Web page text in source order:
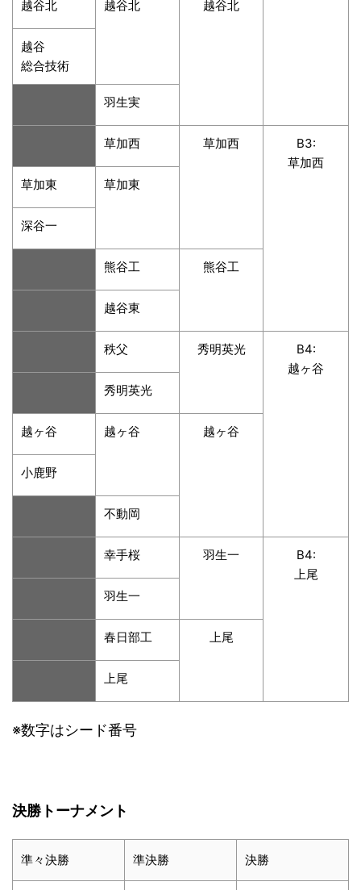
越谷北 越谷北 越谷北
越谷
総合技術
羽生実
草加西 草加西
B3:
草加西
草加東
草加東
深谷一
熊谷工 熊谷工
越谷東
秩父 秀明英光
B4:
越ヶ谷
秀明英光
越ヶ谷 越ヶ谷 越ヶ谷
小鹿野
不動岡
幸手桜 羽生一
B4:
上尾
羽生一
春日部工 上尾
上尾
※数字はシード番号
決勝トーナメント
準々決勝 準決勝 決勝